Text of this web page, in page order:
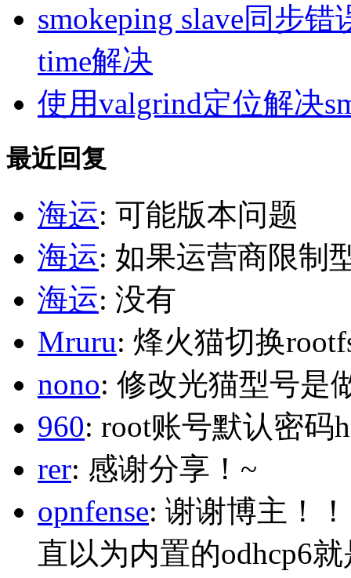
smokeping slave同步错
time解决
使用valgrind定位解决
最近回复
海运: 可能版本问题
海运: 如果运营商限制
海运: 没有
Mruru: 烽火猫切换
nono: 修改光猫型号是
960: root账号默认密码
rer: 感谢分享！~
opnfense: 谢谢博主！
直以为内置的odhcp6